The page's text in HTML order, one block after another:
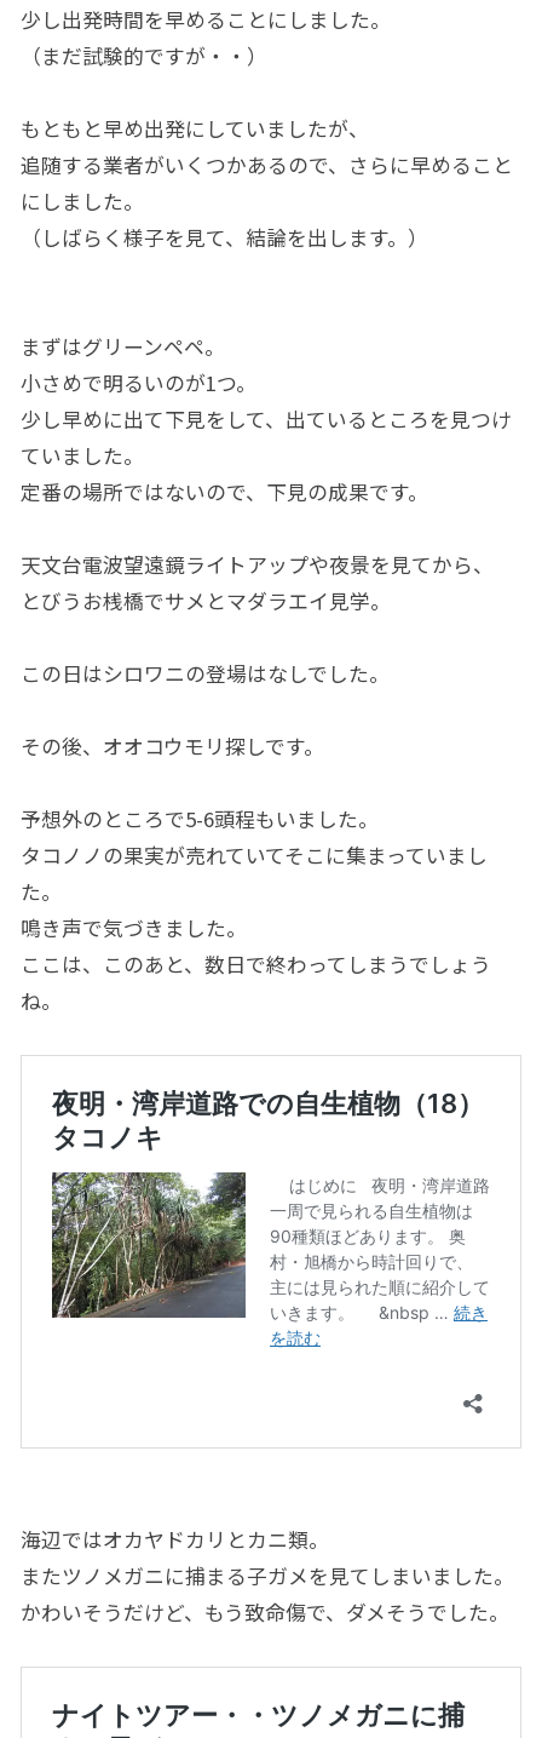
少し出発時間を早めることにしました。
（まだ試験的ですが・・）
もともと早め出発にしていましたが、
追随する業者がいくつかあるので、さらに早めること
にしました。
（しばらく様子を見て、結論を出します。）
まずはグリーンペペ。
小さめで明るいのが1つ。
少し早めに出て下見をして、出ているところを見つけ
ていました。
定番の場所ではないので、下見の成果です。
天文台電波望遠鏡ライトアップや夜景を見てから、
とびうお桟橋でサメとマダラエイ見学。
この日はシロワニの登場はなしでした。
その後、オオコウモリ探しです。
予想外のところで5-6頭程もいました。
タコノノの果実が売れていてそこに集まっていまし
た。
鳴き声で気づきました。
ここは、このあと、数日で終わってしまうでしょう
ね。
海辺ではオカヤドカリとカニ類。
またツノメガニに捕まる子ガメを見てしまいました。
かわいそうだけど、もう致命傷で、ダメそうでした。